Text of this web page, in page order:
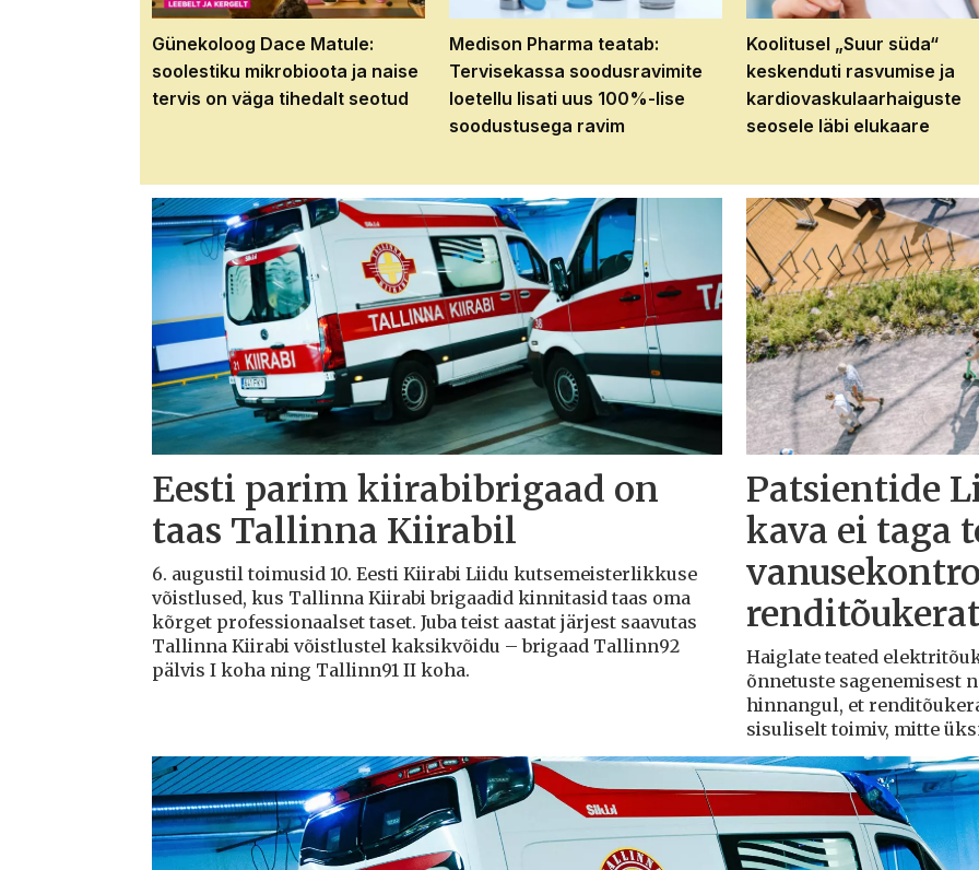
Günekoloog Dace Matule:
soolestiku mikrobioota ja naise
tervis on väga tihedalt seotud
Medison Pharma teatab:
Tervisekassa soodusravimite
loetellu lisati uus 100%-lise
soodustusega ravim
Koolitusel „Suur süda“
keskenduti rasvumise ja
kardiovaskulaarhaiguste
seosele läbi elukaare
Eesti parim kiirabibrigaad on
taas Tallinna Kiirabil
6. augustil toimusid 10. Eesti Kiirabi Liidu kutsemeisterlikkuse
võistlused, kus Tallinna Kiirabi brigaadid kinnitasid taas oma
kõrget professionaalset taset. Juba teist aastat järjest saavutas
Tallinna Kiirabi võistlustel kaksikvõidu – brigaad Tallinn92
pälvis I koha ning Tallinn91 II koha.
Patsientide
kava ei taga
Haiglate teated
õnnetuste sagenemisest
hinnangul, et
sisuliselt toimiv, mitte